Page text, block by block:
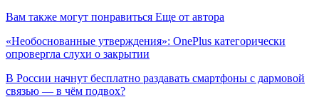
Вам также могут понравиться Еще от автора
«Необоснованные утверждения»: OnePlus категорически
опровергла слухи о закрытии
В России начнут бесплатно раздавать смартфоны с дармовой
связью — в чём подвох?